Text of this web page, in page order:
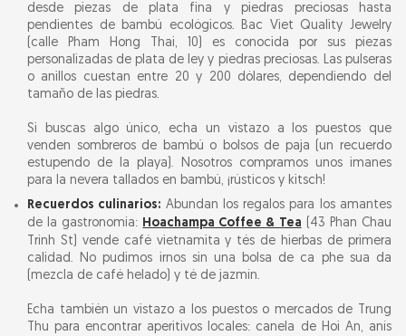
desde piezas de plata fina y piedras preciosas hasta
pendientes de bambú ecológicos. Bac Viet Quality Jewelry
(calle Pham Hong Thai, 10) es conocida por sus piezas
personalizadas de plata de ley y piedras preciosas. Las pulseras
o anillos cuestan entre 20 y 200 dólares, dependiendo del
tamaño de las piedras.
Si buscas algo único, echa un vistazo a los puestos que
venden sombreros de bambú o bolsos de paja (un recuerdo
estupendo de la playa). Nosotros compramos unos imanes
para la nevera tallados en bambú, ¡rústicos y kitsch!
Recuerdos culinarios: Abundan los regalos para los amantes
de la gastronomía: Hoachampa Coffee & Tea (43 Phan Chau
Trinh St) vende café vietnamita y tés de hierbas de primera
calidad. No pudimos irnos sin una bolsa de ca phe sua da
(mezcla de café helado) y té de jazmín.
Echa también un vistazo a los puestos o mercados de Trung
Thu para encontrar aperitivos locales: canela de Hoi An, anís